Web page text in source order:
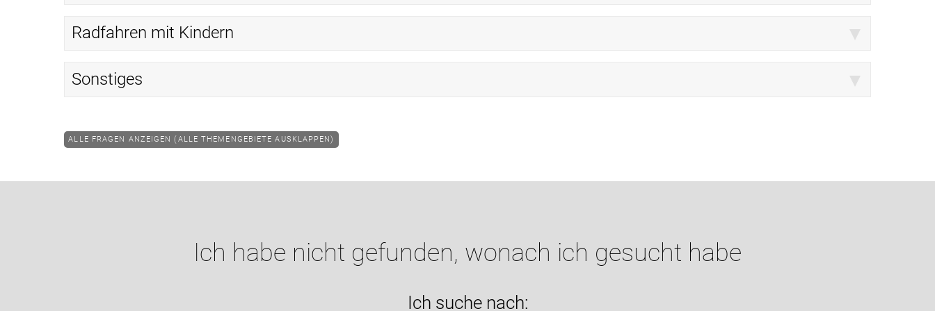
Radfahren mit Kindern
Sonstiges
ALLE FRAGEN ANZEIGEN (ALLE THEMENGEBIETE AUSKLAPPEN)
Ich habe nicht gefunden, wonach ich gesucht habe
Ich suche nach: